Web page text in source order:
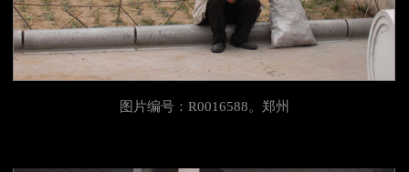
图片编号：R0016588。郑州